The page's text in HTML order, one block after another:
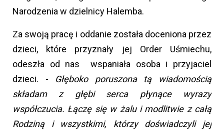
Narodzenia w dzielnicy Halemba.
Za swoją pracę i oddanie została doceniona przez
dzieci, które przyznały jej Order Uśmiechu,
odeszła od nas wspaniała osoba i przyjaciel
dzieci. - Głęboko poruszona tą wiadomością
składam z głębi serca płynące wyrazy
współczucia. Łączę się w żalu i modlitwie z całą
Rodziną i wszystkimi, którzy doświadczyli jej